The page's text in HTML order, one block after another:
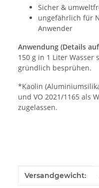
Sicher &
ungefährlich für
Anwender
Anwendung (Details
150 g in 1 Liter Wasser
gründlich besprühen.
*Kaolin
und VO 2021/1165 als
zugelassen.
Produkteigenschaft
Wert
Versandgewicht: